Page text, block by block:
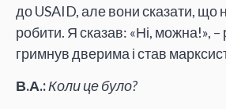
до USAID, але вони сказати, що
робити. Я сказав: «Ні, можна!»,
гримнув дверима і став
В.А.:Коли це було?